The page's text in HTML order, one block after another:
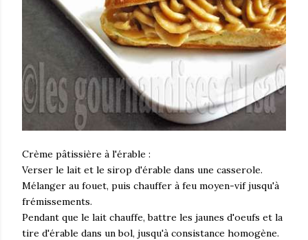
Crème pâtissière à l'érable :
Verser le lait et le sirop d'érable dans une casserole.
Mélanger au fouet, puis chauffer à feu moyen-vif jusqu'à
frémissements.
Pendant que le lait chauffe, battre les jaunes d'oeufs et la
tire d'érable dans un bol, jusqu'à consistance homogène.